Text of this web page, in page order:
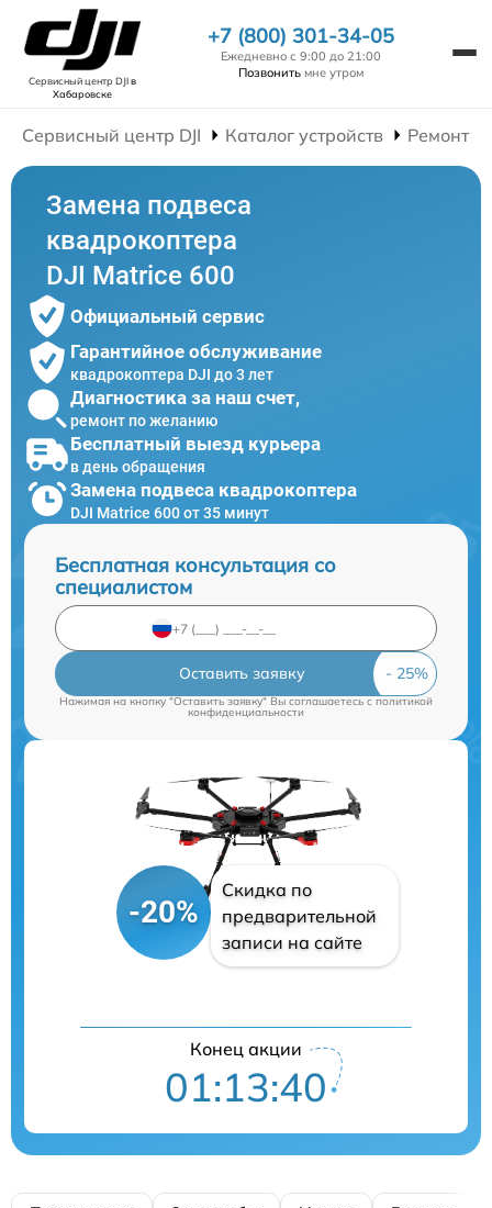
Сервисный центр DJIв
Хабаровске
+7 (800) 301-34-05
Ежедневно с 9:00 до 21:00
Позвонить мне утром
Сервисный центр DJI Каталог устройств Ремонт
Замена подвеса
квадрокоптера
DJI Matrice 600
Официальный сервис
Гарантийное обслуживание
квадрокоптера DJI до 3 лет
Диагностика за наш счет,
ремонт по желанию
Бесплатный выезд курьера
в день обращения
Замена подвеса квадрокоптера
DJI Matrice 600 от 35 минут
Бесплатная консультация со
специалистом
Оставить заявку
Нажимая на кнопку "Оставить заявку" Вы соглашаетесь cполитикой
конфиденциальности
-20%
Скидка по
предварительной
записи на сайте
Конец акции
01:13:39